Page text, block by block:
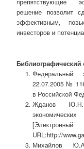
препятствующие
решение позволит
эффективным,
инвесторов и
Библиографический
Федеральный
22.07.2005 №
в Российской
Жданов Ю.Н.
URL:http://
Михайлов